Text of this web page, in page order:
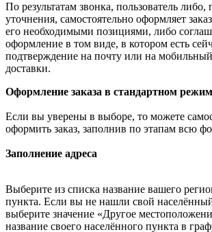
По результатам звонка, пользователь либо,
уточнения, самостоятельно оформляет
его необходимыми позициями, либо
оформление в том виде, в котором есть
подтверждение на почту или на
доставки.
Оформление заказа в стандартном
Если вы уверены в выборе, то можете
оформить заказ, заполнив по этапам всю
Заполнение адреса
Выберите из списка название вашего
пункта. Если вы не нашли свой
выберите значение «Другое
название своего населённого пункта в